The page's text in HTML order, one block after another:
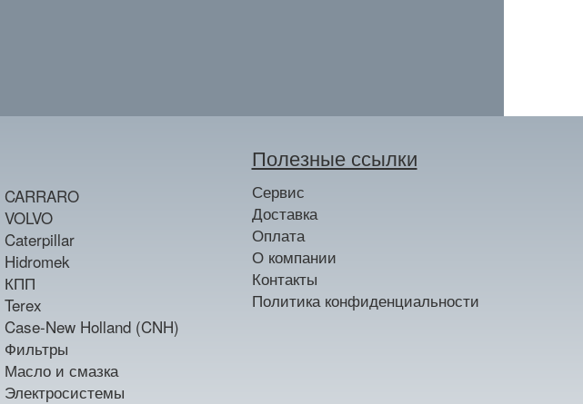
CARRARO
VOLVO
Caterpillar
Hidromek
КПП
Terex
Case-New Holland (CNH)
Фильтры
Масло и смазка
Электросистемы
Полезные ссылки
Сервис
Доставка
Оплата
О компании
Контакты
Политика конфиденциальности